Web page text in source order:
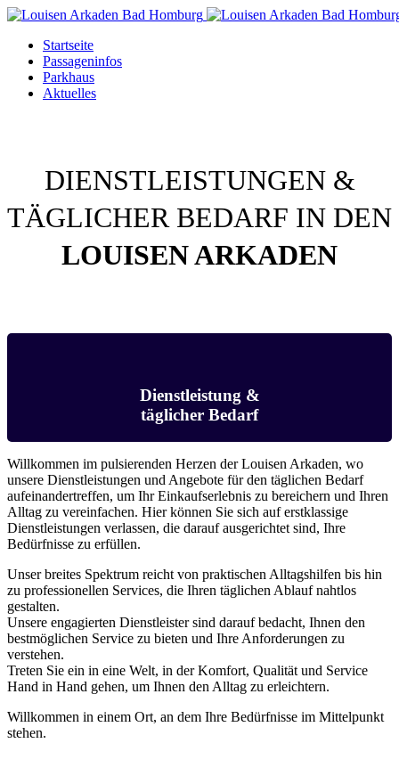
Startseite
Passageninfos
Parkhaus
Aktuelles
DIENSTLEISTUNGEN &
TÄGLICHER BEDARF IN DEN
LOUISEN ARKADEN
Dienstleistung &
täglicher Bedarf
Willkommen im pulsierenden Herzen der Louisen Arkaden, wo
unsere Dienstleistungen und Angebote für den täglichen Bedarf
aufeinandertreffen, um Ihr Einkaufserlebnis zu bereichern und Ihren
Alltag zu vereinfachen. Hier können Sie sich auf erstklassige
Dienstleistungen verlassen, die darauf ausgerichtet sind, Ihre
Bedürfnisse zu erfüllen.
Unser breites Spektrum reicht von praktischen Alltagshilfen bis hin
zu professionellen Services, die Ihren täglichen Ablauf nahtlos
gestalten.
Unsere engagierten Dienstleister sind darauf bedacht, Ihnen den
bestmöglichen Service zu bieten und Ihre Anforderungen zu
verstehen.
Treten Sie ein in eine Welt, in der Komfort, Qualität und Service
Hand in Hand gehen, um Ihnen den Alltag zu erleichtern.
Willkommen in einem Ort, an dem Ihre Bedürfnisse im Mittelpunkt
stehen.